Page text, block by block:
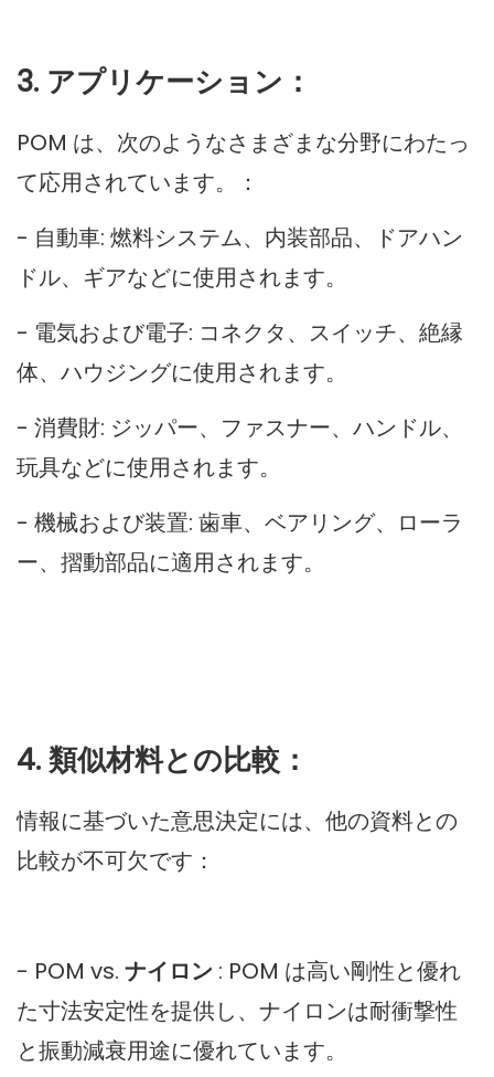
3. アプリケーション：
POM は、次のようなさまざまな分野にわたっ
て応用されています。：
- 自動車: 燃料システム、内装部品、ドアハン
ドル、ギアなどに使用されます。
- 電気および電子: コネクタ、スイッチ、絶縁
体、ハウジングに使用されます。
- 消費財: ジッパー、ファスナー、ハンドル、
玩具などに使用されます。
- 機械および装置: 歯車、ベアリング、ローラ
ー、摺動部品に適用されます。
4. 類似材料との比較：
情報に基づいた意思決定には、他の資料との
比較が不可欠です：
- POM vs. ナイロン : POM は高い剛性と優れ
た寸法安定性を提供し、ナイロンは耐衝撃性
と振動減衰用途に優れています。